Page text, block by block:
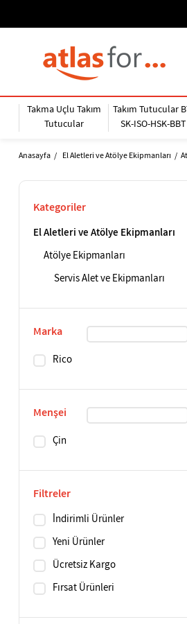
Takma Uçlu Takım
Tutucular
Takım Tutucular
SK-ISO-HSK-BBT
Anasayfa El Aletleri ve Atölye Ekipmanları
Kategoriler
El Aletleri ve Atölye Ekipmanları
Atölye Ekipmanları
Servis Alet ve Ekipmanları
Marka
Rico
Menşei
Çin
Filtreler
İndirimli Ürünler
Yeni Ürünler
Ücretsiz Kargo
Fırsat Ürünleri